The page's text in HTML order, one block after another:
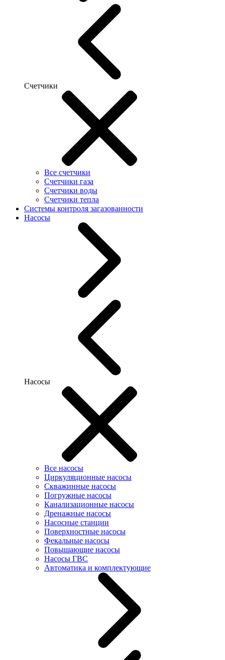
Счетчики
Все счетчики
Счетчики газа
Счетчики воды
Счетчики тепла
Системы контроля загазованности
Насосы
Насосы
Все насосы
Циркуляционные насосы
Скважинные насосы
Погружные насосы
Канализационные насосы
Дренажные насосы
Насосные станции
Поверхностные насосы
Фекальные насосы
Повышающие насосы
Насосы ГВС
Автоматика и комплектующие